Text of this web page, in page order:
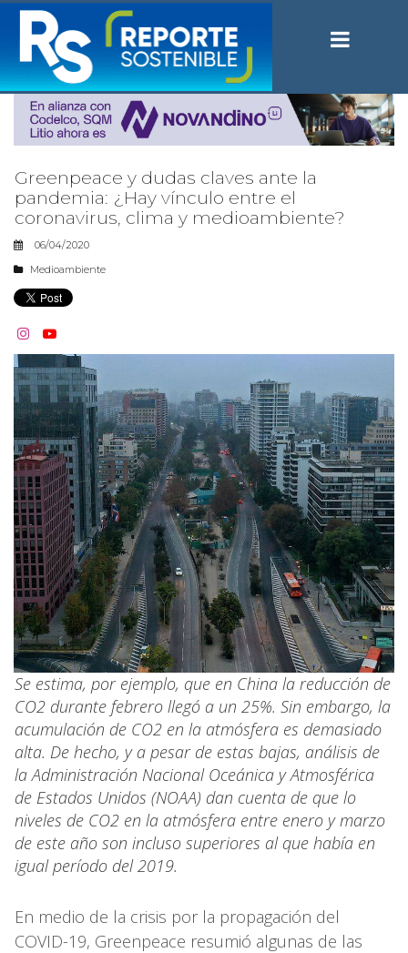
Greenpeace y dudas claves ante la
pandemia: ¿Hay vínculo entre el
coronavirus, clima y medioambiente?
06/04/2020
Medioambiente
 
Se estima, por ejemplo, que en China la reducción de
CO2 durante febrero llegó a un 25%. Sin embargo, la
acumulación de CO2 en la atmósfera es demasiado
alta. De hecho, y a pesar de estas bajas, análisis de
la Administración Nacional Oceánica y Atmosférica
de Estados Unidos (NOAA) dan cuenta de que lo
niveles de CO2 en la atmósfera entre enero y marzo
de este año son incluso superiores al que había en
igual período del 2019.
En medio de la crisis por la propagación del
COVID-19, Greenpeace resumió algunas de las